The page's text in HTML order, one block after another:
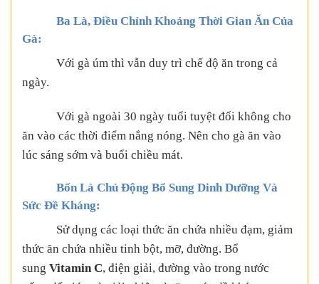
Ba Là, Điều Chỉnh Khoảng Thời Gian Ăn Của
Gà:
Với gà úm thì vẫn duy trì chế độ ăn trong cả
ngày.
Với gà ngoài 30 ngày tuổi tuyệt đối không cho
ăn vào các thời điểm nắng nóng. Nên cho gà ăn vào
lúc sáng sớm và buổi chiều mát.
Bốn Là Chủ Động Bổ Sung Dinh Dưỡng Và
Sức Đề Kháng:
Sử dụng các loại thức ăn chứa nhiều đạm, giảm
thức ăn chứa nhiều tinh bột, mỡ, đường. Bổ
sung Vitamin C, điện giải, đường vào trong nước